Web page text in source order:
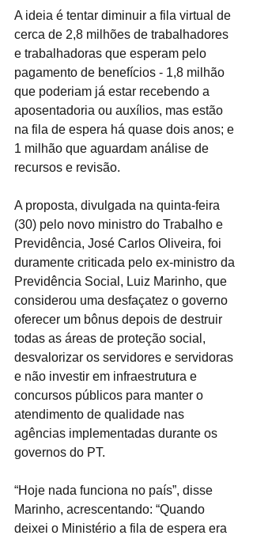
A ideia é tentar diminuir a fila virtual de
cerca de 2,8 milhões de trabalhadores
e trabalhadoras que esperam pelo
pagamento de benefícios - 1,8 milhão
que poderiam já estar recebendo a
aposentadoria ou auxílios, mas estão
na fila de espera há quase dois anos; e
1 milhão que aguardam análise de
recursos e revisão.
A proposta, divulgada na quinta-feira
(30) pelo novo ministro do Trabalho e
Previdência, José Carlos Oliveira, foi
duramente criticada pelo ex-ministro da
Previdência Social, Luiz Marinho, que
considerou uma desfaçatez o governo
oferecer um bônus depois de destruir
todas as áreas de proteção social,
desvalorizar os servidores e servidoras
e não investir em infraestrutura e
concursos públicos para manter o
atendimento de qualidade nas
agências implementadas durante os
governos do PT.
“Hoje nada funciona no país”, disse
Marinho, acrescentando: “Quando
deixei o Ministério a fila de espera era